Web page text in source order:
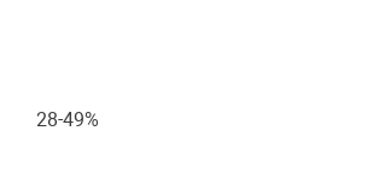
28-49%